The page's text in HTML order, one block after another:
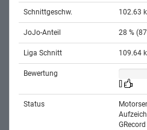
Schnittgeschw. 102.63
JoJo-Anteil 28 %
Liga Schnitt 109.64
Bewertung
Status